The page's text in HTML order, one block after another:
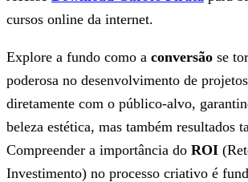
cursos online da internet.
Explore a fundo como a conversão se
poderosa no desenvolvimento de
diretamente com o público-alvo,
beleza estética, mas também resultados
Compreender a importância do ROI
Investimento) no processo criativo é